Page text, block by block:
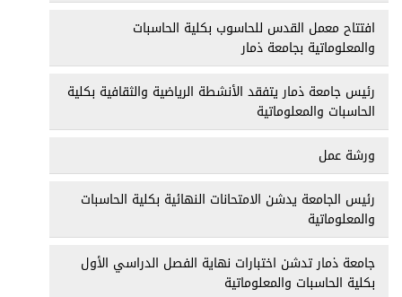
افتتاح معمل القدس للحاسوب بكلية الحاسبات
والمعلوماتية بجامعة ذمار
رئيس جامعة ذمار يتفقد الأنشطة الرياضية والثقافية بكلية
الحاسبات والمعلوماتية
ورشة عمل
رئيس الجامعة يدشن الامتحانات النهائية بكلية الحاسبات
والمعلوماتية
جامعة ذمار تدشن اختبارات نهاية الفصل الدراسي الأول
بكلية الحاسبات والمعلوماتية